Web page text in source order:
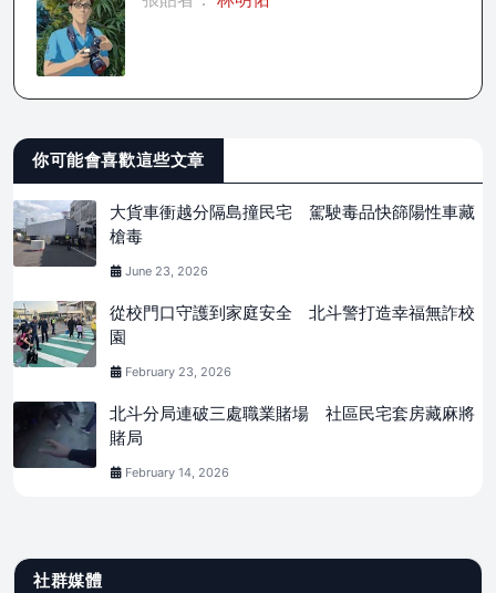
你可能會喜歡這些文章
大貨車衝越分隔島撞民宅 駕駛毒品快篩陽性車藏
槍毒
June 23, 2026
從校門口守護到家庭安全 北斗警打造幸福無詐校
園
February 23, 2026
北斗分局連破三處職業賭場 社區民宅套房藏麻將
賭局
February 14, 2026
社群媒體